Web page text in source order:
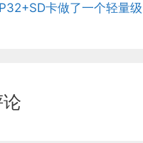
卡做了一个轻量